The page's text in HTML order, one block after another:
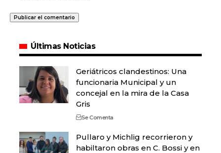
Últimas Noticias
Geriátricos clandestinos: Una
funcionaria Municipal y un
concejal en la mira de la Casa
Gris
Se Comenta
Pullaro y Michlig recorrieron y
habiltaron obras en C. Bossi y en